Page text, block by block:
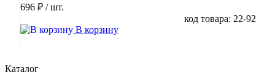
696 ₽ / шт.
код товара: 22-92
В корзину
Каталог